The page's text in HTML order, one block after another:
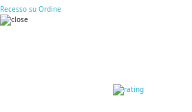
Recesso su Ordine
RECENSIONI DEI